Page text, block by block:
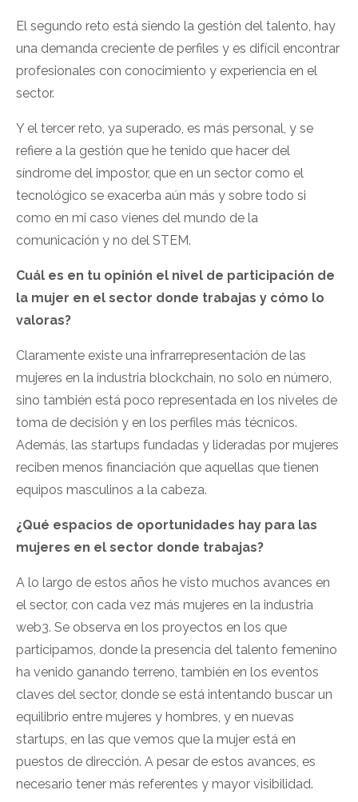
El segundo reto está siendo la gestión del talento, hay
una demanda creciente de perfiles y es difícil encontrar
profesionales con conocimiento y experiencia en el
sector.
Y el tercer reto, ya superado, es más personal, y se
refiere a la gestión que he tenido que hacer del
síndrome del impostor, que en un sector como el
tecnológico se exacerba aún más y sobre todo si
como en mi caso vienes del mundo de la
comunicación y no del STEM.
Cuál es en tu opinión el nivel de participación de
la mujer en el sector donde trabajas y cómo lo
valoras?
Claramente existe una infrarrepresentación de las
mujeres en la industria blockchain, no solo en número,
sino también está poco representada en los niveles de
toma de decisión y en los perfiles más técnicos.
Además, las startups fundadas y lideradas por mujeres
reciben menos financiación que aquellas que tienen
equipos masculinos a la cabeza.
¿Qué espacios de oportunidades hay para las
mujeres en el sector donde trabajas?
A lo largo de estos años he visto muchos avances en
el sector, con cada vez más mujeres en la industria
web3. Se observa en los proyectos en los que
participamos, donde la presencia del talento femenino
ha venido ganando terreno, también en los eventos
claves del sector, donde se está intentando buscar un
equilibrio entre mujeres y hombres, y en nuevas
startups, en las que vemos que la mujer está en
puestos de dirección. A pesar de estos avances, es
necesario tener más referentes y mayor visibilidad.